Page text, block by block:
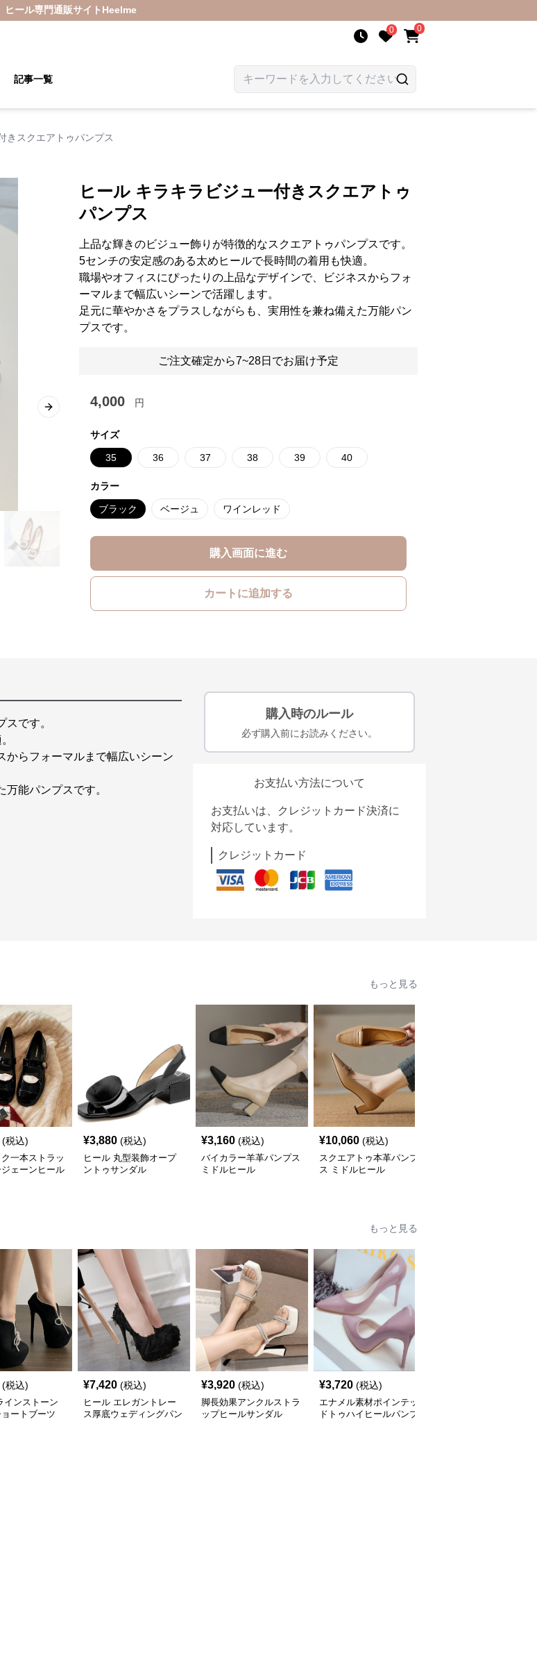
ヒール専門通販サイト Heelme
0 0
記事一覧
きスクエアトゥパンプス
Next slide
ヒール キラキラビジュー付きスクエアトゥ
パンプス
上品な輝きのビジュー飾りが特徴的なスクエアトゥパンプスです。
5センチの安定感のある太めヒールで長時間の着用も快適。
職場やオフィスにぴったりの上品なデザインで、ビジネスからフォ
ーマルまで幅広いシーンで活躍します。
足元に華やかさをプラスしながらも、実用性を兼ね備えた万能パン
プスです。
ご注文確定から7~28日でお届け予定
4,000 円
サイズ
35 36 37 38 39 40
カラー
ブラック ベージュ ワインレッド
購入画面に進む
カートに追加する
です。
からフォーマルまで幅広いシーン
能パンプスです。
購入時のルール
必ず購入前にお読みください。
お支払い方法について
お支払いは、クレジットカード決済に
対応しています。
クレジットカード
もっと見る
(税込)
一本ストラッ
ェーンヒール
¥3,880 (税込)
ヒール 丸型装飾オープ
ントゥサンダル
¥3,160 (税込)
バイカラー羊革パンプス
ミドルヒール
¥10,060 (税込)
スクエアトゥ本革パンプ
ス ミドルヒール
もっと見る
(税込)
インストーン
ートブーツ
¥7,420 (税込)
ヒール エレガントレー
ス厚底ウェディングパン
¥3,920 (税込)
脚長効果アンクルストラ
ップヒールサンダル
¥3,720 (税込)
エナメル素材ポインテッ
ドトゥハイヒールパンプ